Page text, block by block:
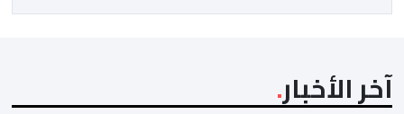
الجوهرة”، الذي تنظمه مؤسسة […]
آخر الأخبار